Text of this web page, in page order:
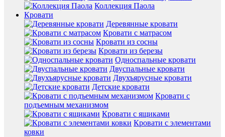
Коллекция Паола
Кровати
Деревянные кровати
Кровати с матрасом
Кровати из сосны
Кровати из березы
Односпальные кровати
Двуспальные кровати
Двухъярусные кровати
Детские кровати
Кровати с
подъемным механизмом
Кровати с ящиками
Кровати с элементами
ковки